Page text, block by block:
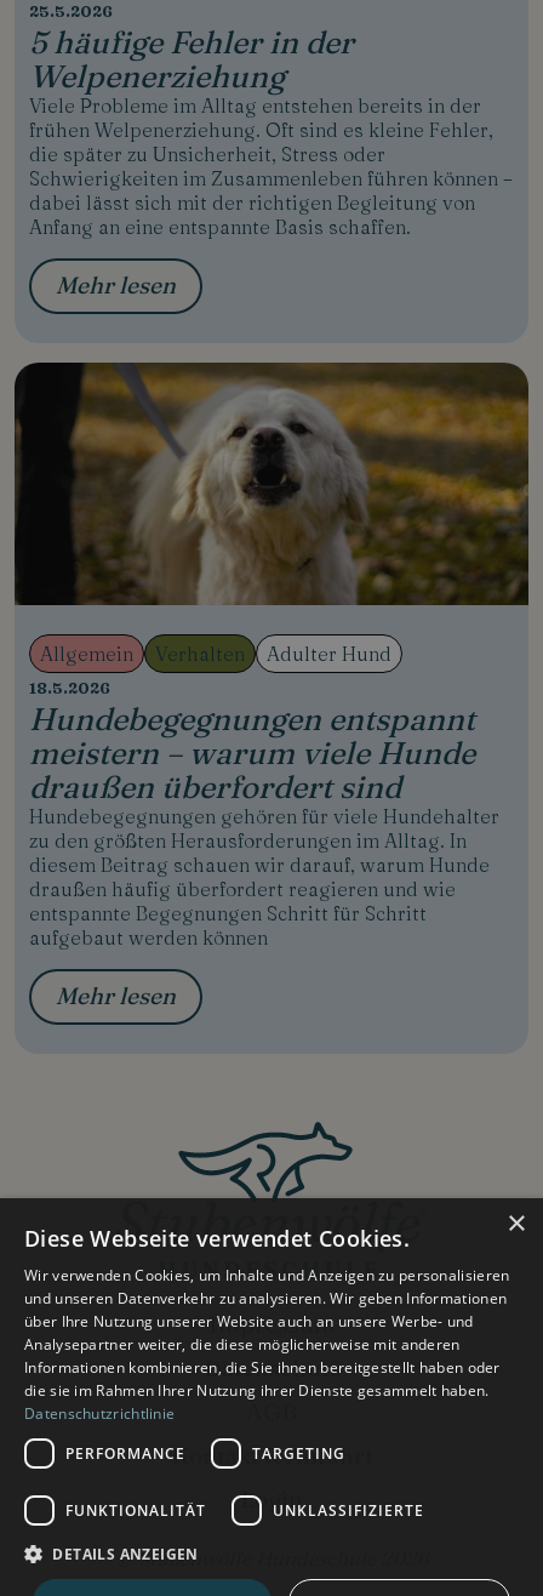
25.5.2026
5 häufige Fehler in der
Welpenerziehung
Viele Probleme im Alltag entstehen bereits in der
frühen Welpenerziehung. Oft sind es kleine Fehler,
die später zu Unsicherheit, Stress oder
Schwierigkeiten im Zusammenleben führen können –
dabei lässt sich mit der richtigen Begleitung von
Anfang an eine entspannte Basis schaffen.
Mehr lesen
Allgemein Verhalten Adulter Hund
18.5.2026
Hundebegegnungen entspannt
meistern – warum viele Hunde
draußen überfordert sind
Hundebegegnungen gehören für viele Hundehalter
zu den größten Herausforderungen im Alltag. In
diesem Beitrag schauen wir darauf, warum Hunde
draußen häufig überfordert reagieren und wie
entspannte Begegnungen Schritt für Schritt
aufgebaut werden können
Mehr lesen
Impressum
Datenschutz
Kontakt & Anfahrt
Login
© Stubenwölfe Hundeschule 2026
×
Diese Webseite verwendet Cookies.
Wir verwenden Cookies, um Inhalte und Anzeigen zu personalisieren
und unseren Datenverkehr zu analysieren. Wir geben Informationen
über Ihre Nutzung unserer Website auch an unsere Werbe- und
Analysepartner weiter, die diese möglicherweise mit anderen
Informationen kombinieren, die Sie ihnen bereitgestellt haben oder
die sie im Rahmen Ihrer Nutzung ihrer Dienste gesammelt haben.
Datenschutzrichtlinie
PERFORMANCE
TARGETING
FUNKTIONALITÄT UNKLASSIFIZIERTE
DETAILS ANZEIGEN